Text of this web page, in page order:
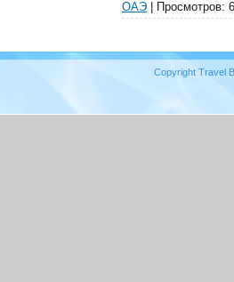
ОАЭ | Просмотров:
Copyright Travel